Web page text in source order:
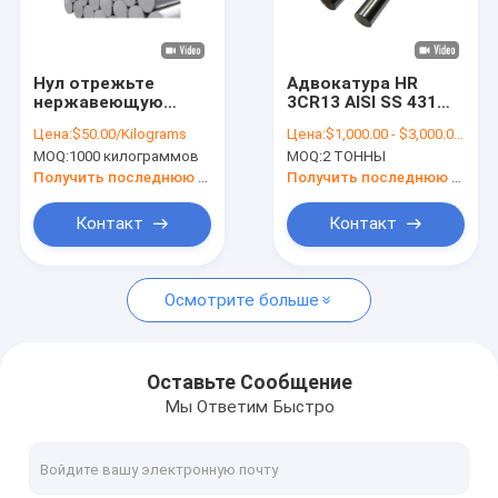
О нас
Свяжитесь с нами
Запросите цитату
Холоднопрокатный лист нержавеющей стали
катушка нержавеющей стали
Нул отрежьте
нержавеющую
Адвокатуры
Din1.1191 16mm
твердую круглую
Цена:$50.00/Kilograms
MOQ:1000 килограммов
Получить последнюю цену
Контакт
Адвокатура HR
3CR13 AISI SS 431
технологию 12mm
SS штанга Tisco
Цена:$1,000.00 - $3,000.00/Tons
MOQ:2 ТОННЫ
Получить последнюю цену
Контакт
Осмотрите больше
Оставьте Сообщение
Мы Ответим Быстро